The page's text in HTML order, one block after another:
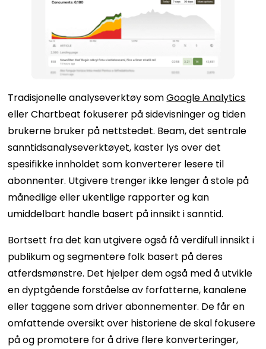
Tradisjonelle analyseverktøy somGoogle Analytics
eller Chartbeat fokuserer på sidevisninger og tiden
brukerne bruker på nettstedet. Beam, det sentrale
sanntidsanalyseverktøyet, kaster lys over det
spesifikke innholdet som konverterer lesere til
abonnenter. Utgivere trenger ikke lenger å stole på
månedlige eller ukentlige rapporter og kan
umiddelbart handle basert på innsikt i sanntid.
Bortsett fra det kan utgivere også få verdifull innsikt i
publikum og segmentere folk basert på deres
atferdsmønstre. Det hjelper dem også med å utvikle
en dyptgående forståelse av forfatterne, kanalene
eller taggene som driver abonnementer. De får en
omfattende oversikt over historiene de skal fokusere
på og promotere for å drive flere konverteringer,